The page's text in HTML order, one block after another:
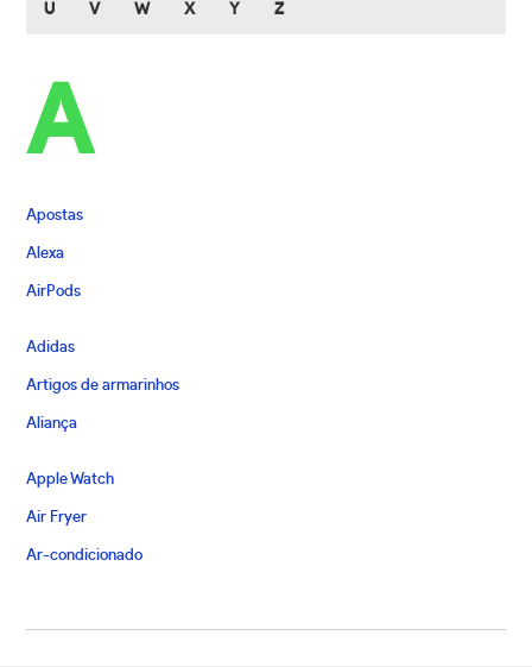
U V W X Y Z
A
Apostas
Alexa
AirPods
Adidas
Artigos de armarinhos
Aliança
Apple Watch
Air Fryer
Ar-condicionado